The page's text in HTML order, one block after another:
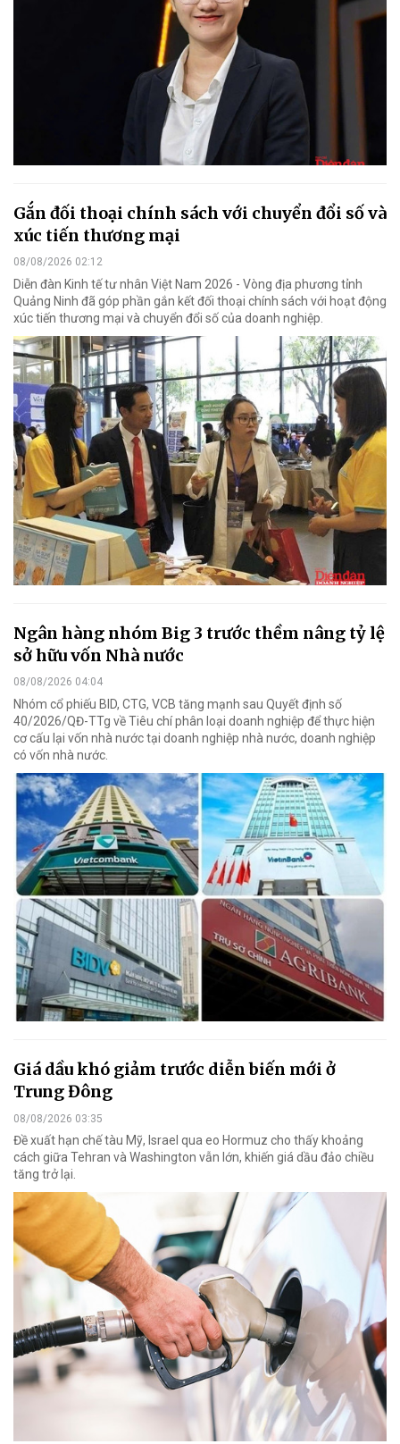
Gắn đối thoại chính sách với chuyển đổi số và
xúc tiến thương mại
08/08/2026 02:12
Diễn đàn Kinh tế tư nhân Việt Nam 2026 - Vòng địa phương tỉnh
Quảng Ninh đã góp phần gắn kết đối thoại chính sách với hoạt động
xúc tiến thương mại và chuyển đổi số của doanh nghiệp.
Ngân hàng nhóm Big 3 trước thềm nâng tỷ lệ
sở hữu vốn Nhà nước
08/08/2026 04:04
Nhóm cổ phiếu BID, CTG, VCB tăng mạnh sau Quyết định số
40/2026/QĐ-TTg về Tiêu chí phân loại doanh nghiệp để thực hiện
cơ cấu lại vốn nhà nước tại doanh nghiệp nhà nước, doanh nghiệp
có vốn nhà nước.
Giá dầu khó giảm trước diễn biến mới ở
Trung Đông
08/08/2026 03:35
Đề xuất hạn chế tàu Mỹ, Israel qua eo Hormuz cho thấy khoảng
cách giữa Tehran và Washington vẫn lớn, khiến giá dầu đảo chiều
tăng trở lại.